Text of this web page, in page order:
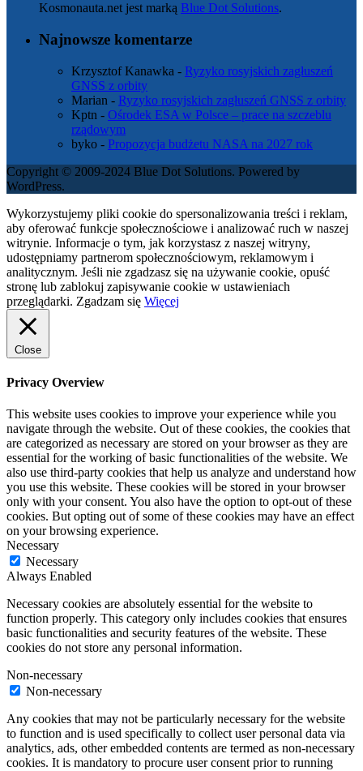
Kosmonauta.net jest marką Blue Dot Solutions.
Najnowsze komentarze
Krzysztof Kanawka - Ryzyko rosyjskich zagłuszeń
GNSS z orbity
Marian - Ryzyko rosyjskich zagłuszeń GNSS z orbity
Kptn - Ośrodek ESA w Polsce – prace na szczeblu
rządowym
byko - Propozycja budżetu NASA na 2027 rok
Copyright © 2009-2024 Blue Dot Solutions. Powered by
WordPress.
Wykorzystujemy pliki cookie do spersonalizowania treści i reklam,
aby oferować funkcje społecznościowe i analizować ruch w naszej
witrynie. Informacje o tym, jak korzystasz z naszej witryny,
udostępniamy partnerom społecznościowym, reklamowym i
analitycznym. Jeśli nie zgadzasz się na używanie cookie, opuść
stronę lub zablokuj zapisywanie cookie w ustawieniach
przeglądarki. Zgadzam się Więcej
Close
Privacy Overview
This website uses cookies to improve your experience while you
navigate through the website. Out of these cookies, the cookies that
are categorized as necessary are stored on your browser as they are
essential for the working of basic functionalities of the website. We
also use third-party cookies that help us analyze and understand how
you use this website. These cookies will be stored in your browser
only with your consent. You also have the option to opt-out of these
cookies. But opting out of some of these cookies may have an effect
on your browsing experience.
Necessary
Necessary
Always Enabled
Necessary cookies are absolutely essential for the website to
function properly. This category only includes cookies that ensures
basic functionalities and security features of the website. These
cookies do not store any personal information.
Non-necessary
Non-necessary
Any cookies that may not be particularly necessary for the website
to function and is used specifically to collect user personal data via
analytics, ads, other embedded contents are termed as non-necessary
cookies. It is mandatory to procure user consent prior to running